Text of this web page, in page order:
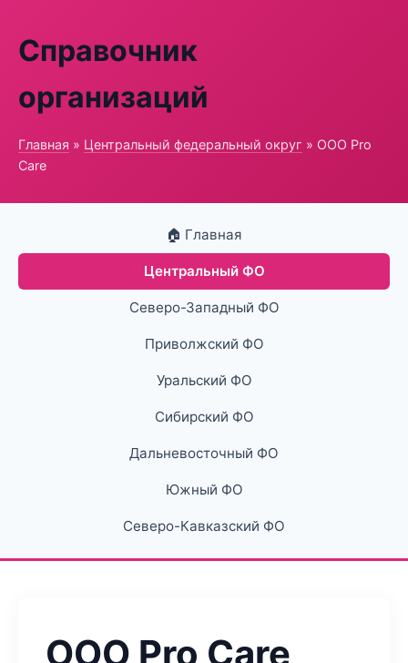
Справочник
организаций
Главная » Центральный федеральный округ » ООО Pro
Care
🏠 Главная
Центральный ФО
Северо-Западный ФО
Приволжский ФО
Уральский ФО
Сибирский ФО
Дальневосточный ФО
Южный ФО
Северо-Кавказский ФО
ООО Pro Care